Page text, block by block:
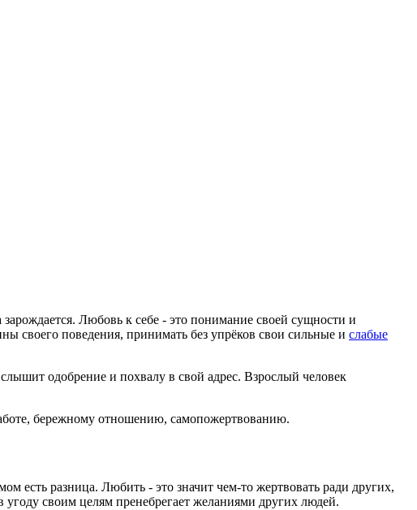
Любовь к себе - это понимание своей сущности и
своего поведения, принимать без упрёков свои сильные и слабые
одобрение и похвалу в свой адрес. Взрослый человек
бережному отношению, самопожертвованию.
есть разница. Любить - это значит чем-то жертвовать ради других,
угоду своим целям пренебрегает желаниями других людей.